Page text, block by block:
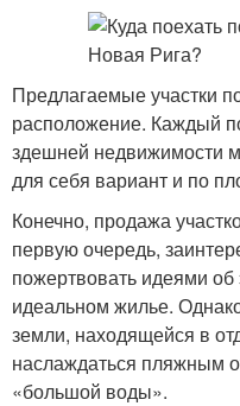
Предлагаемые участки
расположение. Каждый
здешней недвижимости
для себя вариант и по
Конечно, продажа
первую очередь,
пожертвовать идеями
идеальном жилье.
земли, находящейся в
наслаждаться пляжным
«большой воды».